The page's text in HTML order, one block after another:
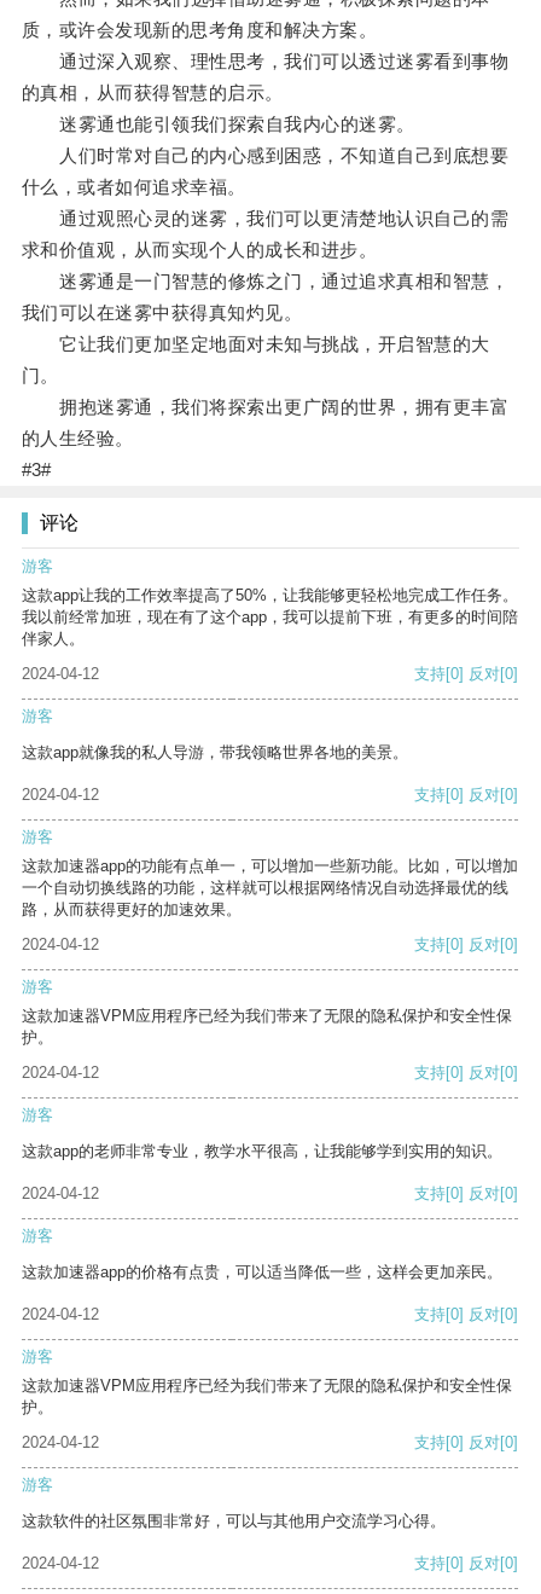
质，或许会发现新的思考角度和解决方案。
通过深入观察、理性思考，我们可以透过迷雾看到事物
的真相，从而获得智慧的启示。
迷雾通也能引领我们探索自我内心的迷雾。
人们时常对自己的内心感到困惑，不知道自己到底想要
什么，或者如何追求幸福。
通过观照心灵的迷雾，我们可以更清楚地认识自己的需
求和价值观，从而实现个人的成长和进步。
迷雾通是一门智慧的修炼之门，通过追求真相和智慧，
我们可以在迷雾中获得真知灼见。
它让我们更加坚定地面对未知与挑战，开启智慧的大
门。
拥抱迷雾通，我们将探索出更广阔的世界，拥有更丰富
的人生经验。
#3#
评论
游客
这款app让我的工作效率提高了50%，让我能够更轻松地完成工作任务。
我以前经常加班，现在有了这个app，我可以提前下班，有更多的时间陪
伴家人。
2024-04-12
支持[0] 反对[0]
游客
这款app就像我的私人导游，带我领略世界各地的美景。
2024-04-12 支持[0] 反对[0]
游客
这款加速器app的功能有点单一，可以增加一些新功能。比如，可以增加
一个自动切换线路的功能，这样就可以根据网络情况自动选择最优的线
路，从而获得更好的加速效果。
2024-04-12
支持[0] 反对[0]
游客
这款加速器VPM应用程序已经为我们带来了无限的隐私保护和安全性保
护。
2024-04-12
支持[0] 反对[0]
游客
这款app的老师非常专业，教学水平很高，让我能够学到实用的知识。
2024-04-12 支持[0] 反对[0]
游客
这款加速器app的价格有点贵，可以适当降低一些，这样会更加亲民。
2024-04-12 支持[0] 反对[0]
游客
这款加速器VPM应用程序已经为我们带来了无限的隐私保护和安全性保
护。
2024-04-12
支持[0] 反对[0]
游客
这款软件的社区氛围非常好，可以与其他用户交流学习心得。
2024-04-12 支持[0] 反对[0]